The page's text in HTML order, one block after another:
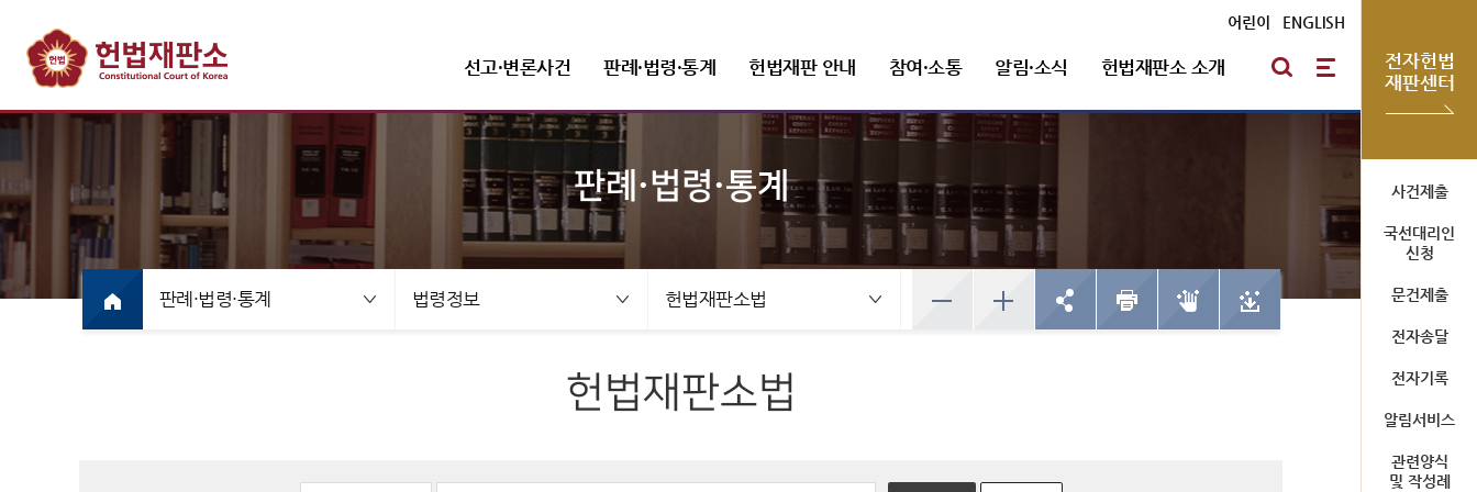
선고·변론사건
선고사건
선고목록 및 결정문
만화로 보는 결정
선고동영상
변론사건
변론일정
변론목록
변론동영상
방청신청
예약하기
확인/취소
판례·법령·통계
판례정보
공보판례
분야별 주요판례
판례검색
발간자료
헌법재판실무제요
주요 연속간행물
기타 발간자료
헌법재판통계
한눈에 보는 헌법재판
사건통계
법령정보
헌법재판소법
입법예고
헌법불합치결정
헌법재판 안내
헌법재판 개관 헌법재판소 권한
헌법소원심판
위헌법률심판
심판절차 일반
참여·소통
FAQ(자주 묻는 질문) 질문과 답변 자유게시판
예산낭비신고 정보공개
사전정보 공개
세입·세출 예산 운용현황
심판기록복사
심판확정기록 복사신청
신청확인
알림·소식
새소식 보도자료 포토뉴스
뉴스레터 공직자윤리위원회
취업이력공시
채용안내
헌법재판소 소개
헌법재판소장
인사말
프로필
조직 및 직원
재판관
사무처ㆍ차장
연혁
상징소개
상징문양
홍보자료
영상자료
사이버 투어
어린이 ENGLISH
선고·변론사건 선고사건
선고목록 및 결정문
변론사건
변론일정
방청신청
예약하기
확인/취소
판례·법령·통계
판례·법령·통계 법령정보 헌법재판소법
헌법재판소법
전자헌법
재판센터
사건제출
국선대리인
신청
문건제출
전자송달
전자기록
알림서비스
관련양식
및 작성례